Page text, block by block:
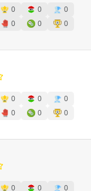
0 0
0
0 0
0
0 0
0
0 0
0
0 0
0